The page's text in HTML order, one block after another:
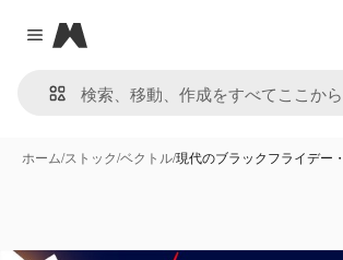
Close menu
Magnific
ホーム/ストック/ベクトル/現代のブラックフライデー